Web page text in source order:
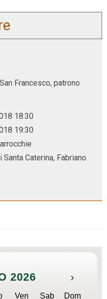
Francesco, patrono
18:30
19:30
Santa Caterina, Fabriano
2026 ›
Ven Sab Dom